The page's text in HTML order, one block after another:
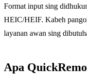
Format input sing
HEIC/HEIF. Kabeh
layanan awan sing
Apa